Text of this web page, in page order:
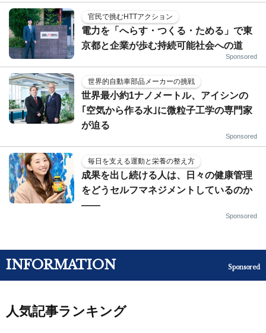
官民で挑むHTTアクション
電力を「へらす・つくる・ためる」で東
京都と企業が歩む持続可能社会への道
Sponsored
世界的自動車部品メーカーの挑戦
世界最小約1ナノメートル、アイシンの
｢空気から作る水｣に微粒子工学の専門家
が迫る
Sponsored
毎日を支える運動と栄養の整え方
成果を出し続ける人は、日々の健康管理
をどうセルフマネジメントしているのか
——
Sponsored
INFORMATION Sponsored
人気記事ランキング